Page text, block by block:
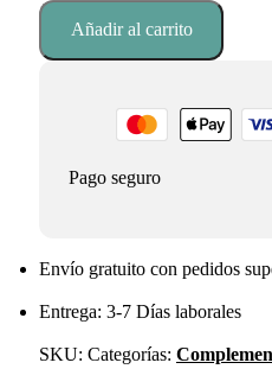
cápsulas
cantidadAñadir al carrito
Pago seguro
Envío gratuito con pedidos
Entrega: 3-7 Días laborales
SKU: Categorías: